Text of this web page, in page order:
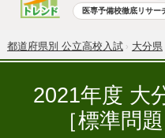
医専予備校徹底リサー
共通テスト 夏休み 8月開催
自由研究教材（小学生向け） 自
都道府県別 公立高校入試 大分県
2021年度 大
［標準問